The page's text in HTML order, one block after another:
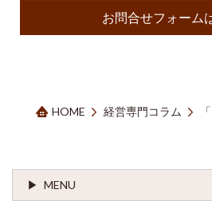
お問合せフォーム
HOME 経営専門コラム
MENU